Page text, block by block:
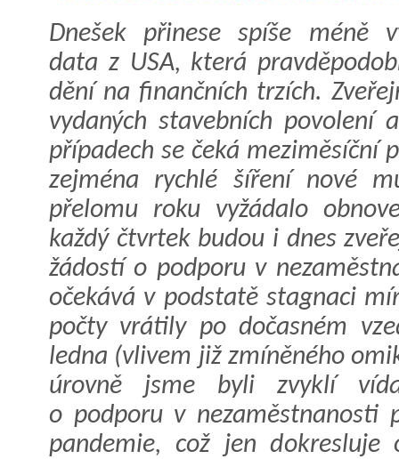
Dnešek přinese spíše méně
data z USA, která
dění na finančních trzích.
vydaných stavebních povolení
případech se čeká
zejména rychlé šíření nové
přelomu roku vyžádalo
každý čtvrtek budou i dnes
žádostí o podporu v
očekává v podstatě stagnaci
počty vrátily po dočasném
ledna (vlivem již zmíněného
úrovně jsme byli zvyklí
o podporu v nezaměstnanosti
pandemie, což jen dokresluje